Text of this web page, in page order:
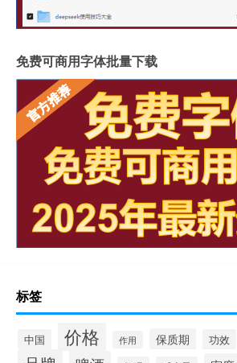
免费可商用字体批量下载
标签
中国 价格 作用 保质期 功效